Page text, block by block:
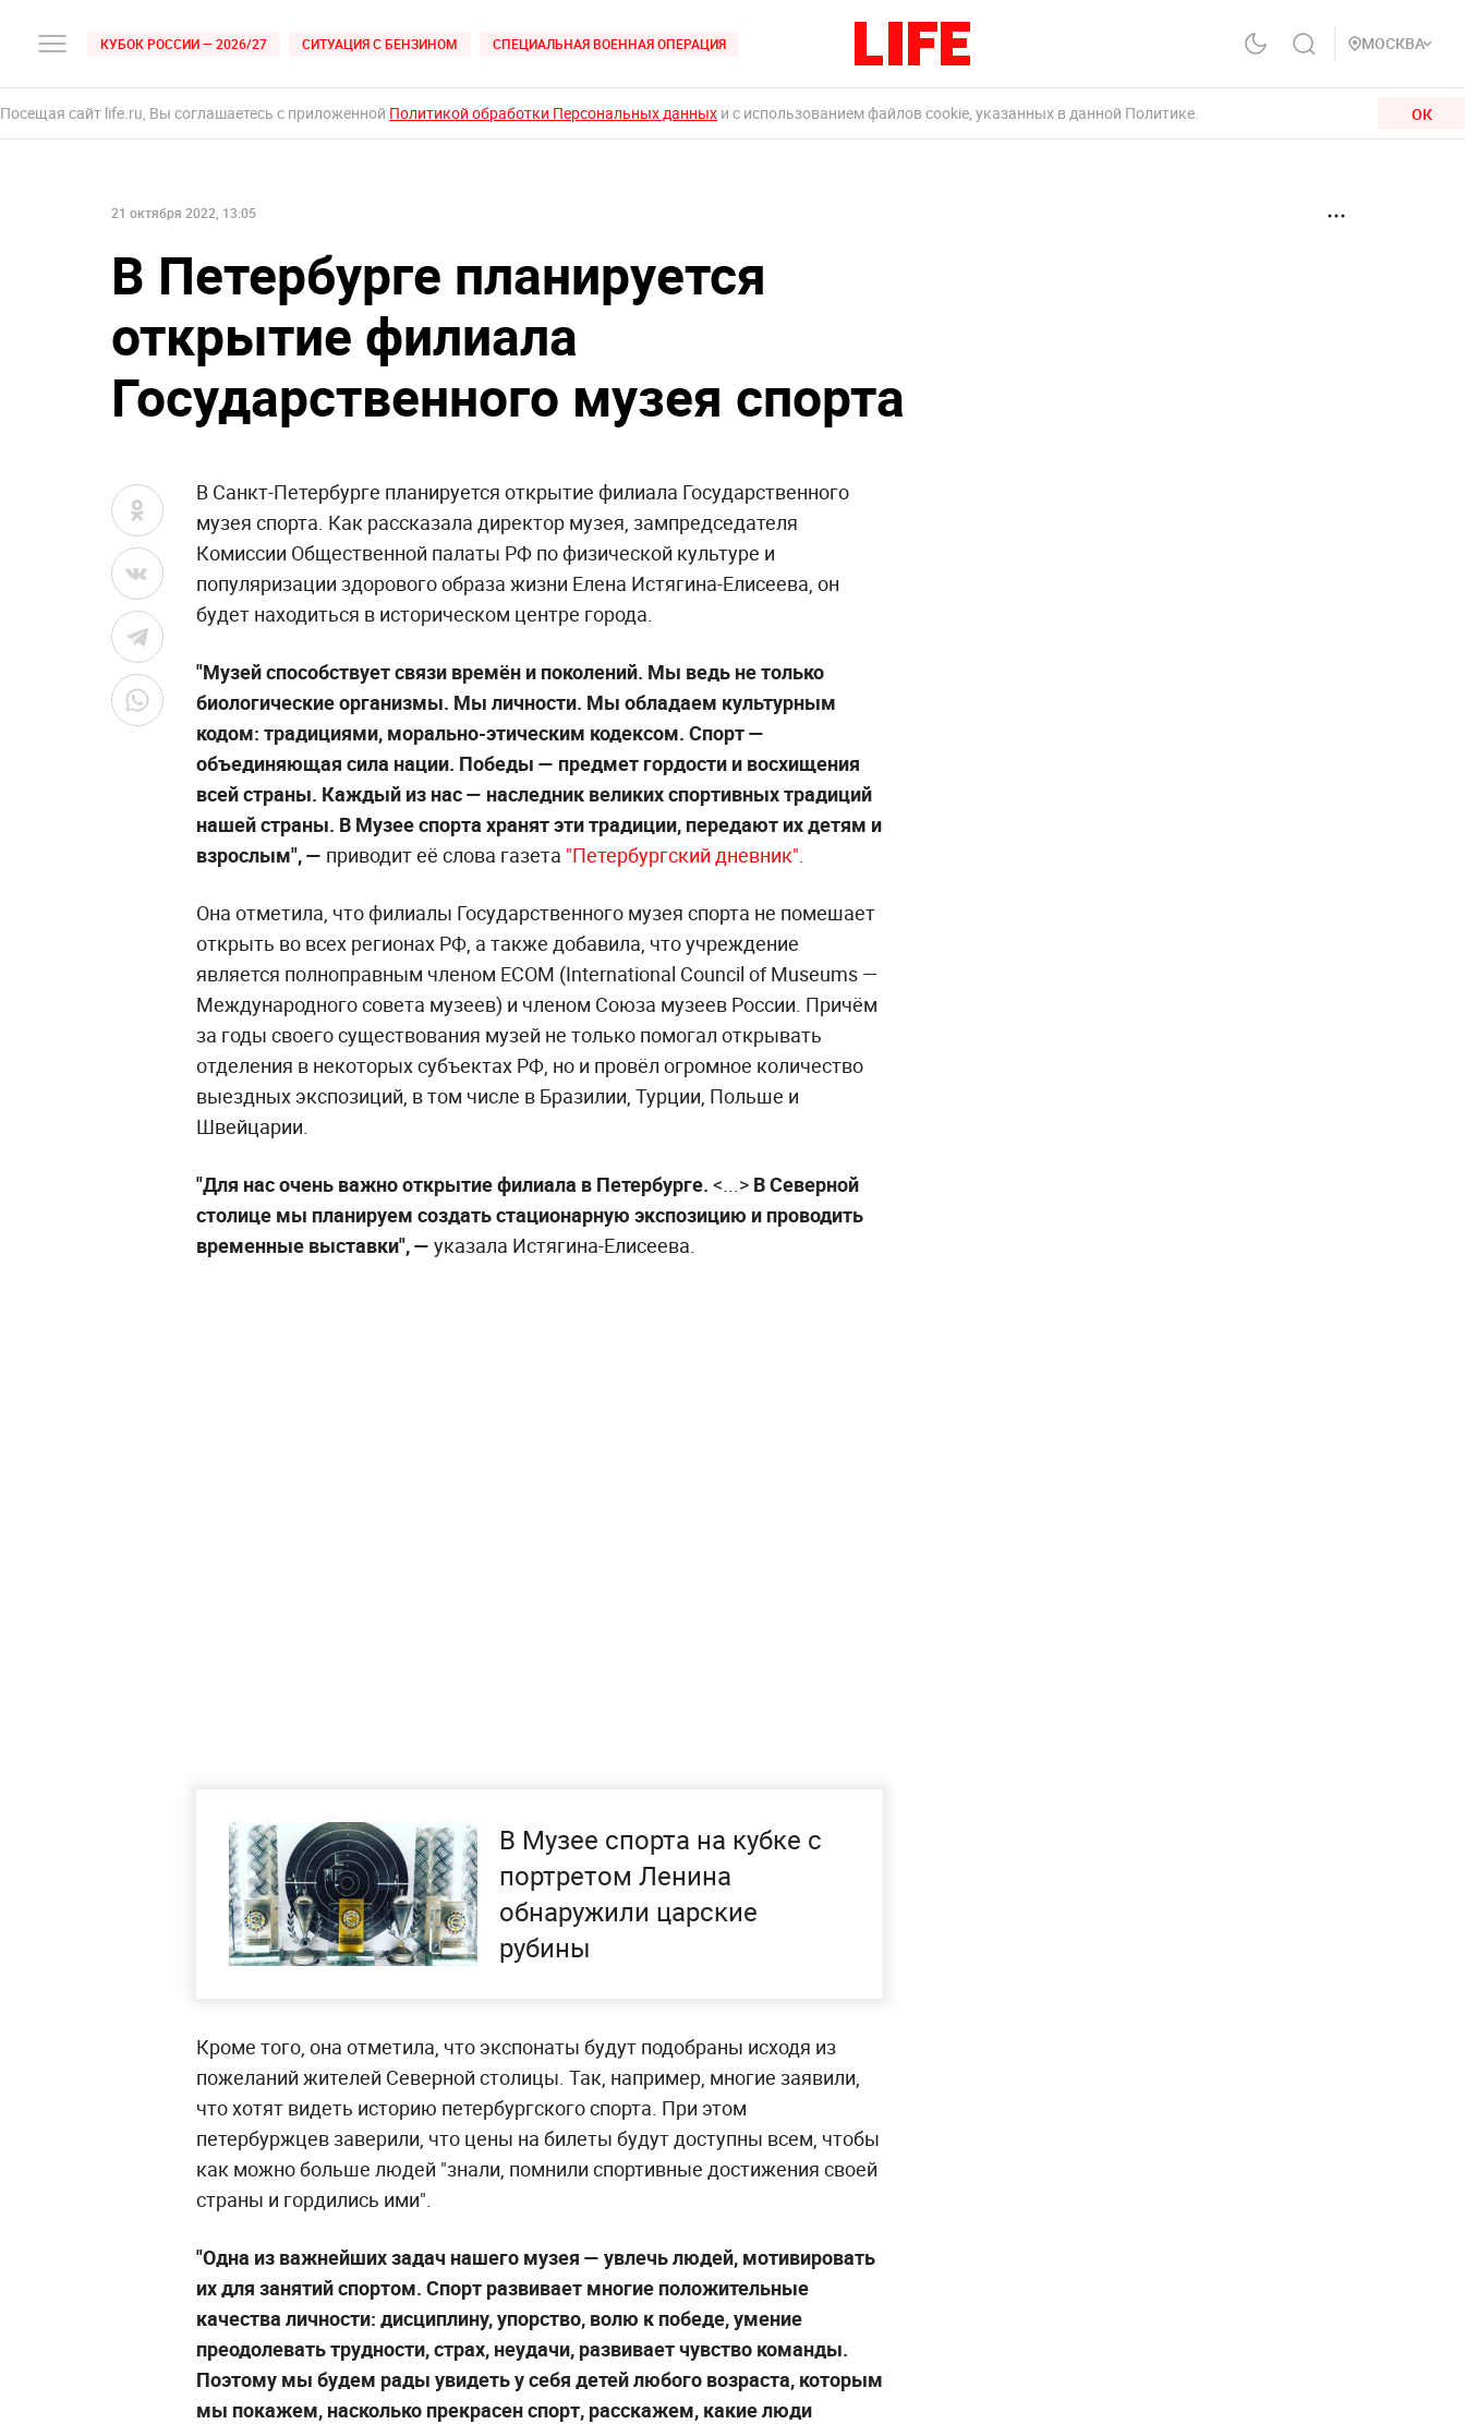
КУБОК РОССИИ — 2026/27 СИТУАЦИЯ С БЕНЗИНОМ СПЕЦИАЛЬНАЯ ВОЕННАЯ ОПЕРАЦИЯ МОСКВА
Посещая сайт life.ru, Вы соглашаетесь с приложенной Политикой обработки Персональных данных и с использованием файлов cookie, указанных в данной Политике. ОК
21 октября 2022, 13:05
В Петербурге планируется
открытие филиала
Государственного музея спорта
В Санкт-Петербурге планируется открытие филиала Государственного
музея спорта. Как рассказала директор музея, зампредседателя
Комиссии Общественной палаты РФ по физической культуре и
популяризации здорового образа жизни Елена Истягина-Елисеева, он
будет находиться в историческом центре города.
"Музей способствует связи времён и поколений. Мы ведь не только
биологические организмы. Мы личности. Мы обладаем культурным
кодом: традициями, морально-этическим кодексом. Спорт —
объединяющая сила нации. Победы — предмет гордости и восхищения
всей страны. Каждый из нас — наследник великих спортивных традиций
нашей страны. В Музее спорта хранят эти традиции, передают их детям и
взрослым", — приводит её слова газета "Петербургский дневник".
Она отметила, что филиалы Государственного музея спорта не помешает
открыть во всех регионах РФ, а также добавила, что учреждение
является полноправным членом ECOM (International Council of Museums —
Международного совета музеев) и членом Союза музеев России. Причём
за годы своего существования музей не только помогал открывать
отделения в некоторых субъектах РФ, но и провёл огромное количество
выездных экспозиций, в том числе в Бразилии, Турции, Польше и
Швейцарии.
"Для нас очень важно открытие филиала в Петербурге. <...> В Северной
столице мы планируем создать стационарную экспозицию и проводить
временные выставки", — указала Истягина-Елисеева.
В Музее спорта на кубке с
портретом Ленина
обнаружили царские
рубины
Кроме того, она отметила, что экспонаты будут подобраны исходя из
пожеланий жителей Северной столицы. Так, например, многие заявили,
что хотят видеть историю петербургского спорта. При этом
петербуржцев заверили, что цены на билеты будут доступны всем, чтобы
как можно больше людей "знали, помнили спортивные достижения своей
страны и гордились ими".
"Одна из важнейших задач нашего музея — увлечь людей, мотивировать
их для занятий спортом. Спорт развивает многие положительные
качества личности: дисциплину, упорство, волю к победе, умение
преодолевать трудности, страх, неудачи, развивает чувство команды.
Поэтому мы будем рады увидеть у себя детей любого возраста, которым
мы покажем, насколько прекрасен спорт, расскажем, какие люди